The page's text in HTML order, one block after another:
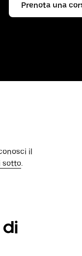
Prenota una
il
sotto.